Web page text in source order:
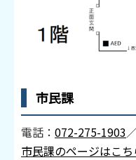
市民課
電話： 072-275-1903
市民課のページはこち